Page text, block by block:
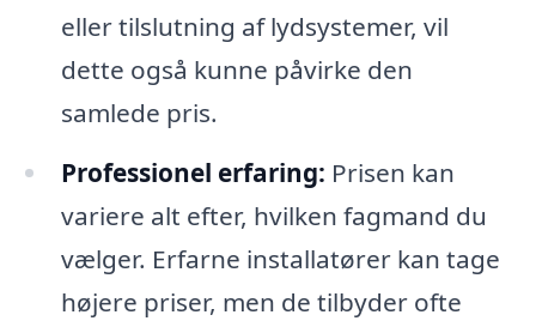
eller tilslutning af lydsystemer, vil
dette også kunne påvirke den
samlede pris.
Professionel erfaring: Prisen kan
variere alt efter, hvilken fagmand du
vælger. Erfarne installatører kan tage
højere priser, men de tilbyder ofte